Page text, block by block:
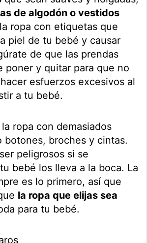
de algodón o vestidos
ropa con etiquetas que
piel de tu bebé y causar
de que las prendas
poner y quitar para que no
esfuerzos excesivos al
a tu bebé.
ropa con demasiados
botones, broches y cintas.
peligrosos si se
bebé los lleva a la boca. La
es lo primero, así que
la ropa que elijas sea
para tu bebé.